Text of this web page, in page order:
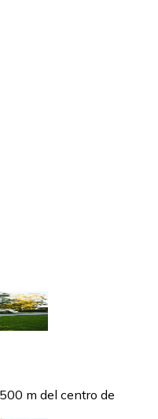
m del centro de